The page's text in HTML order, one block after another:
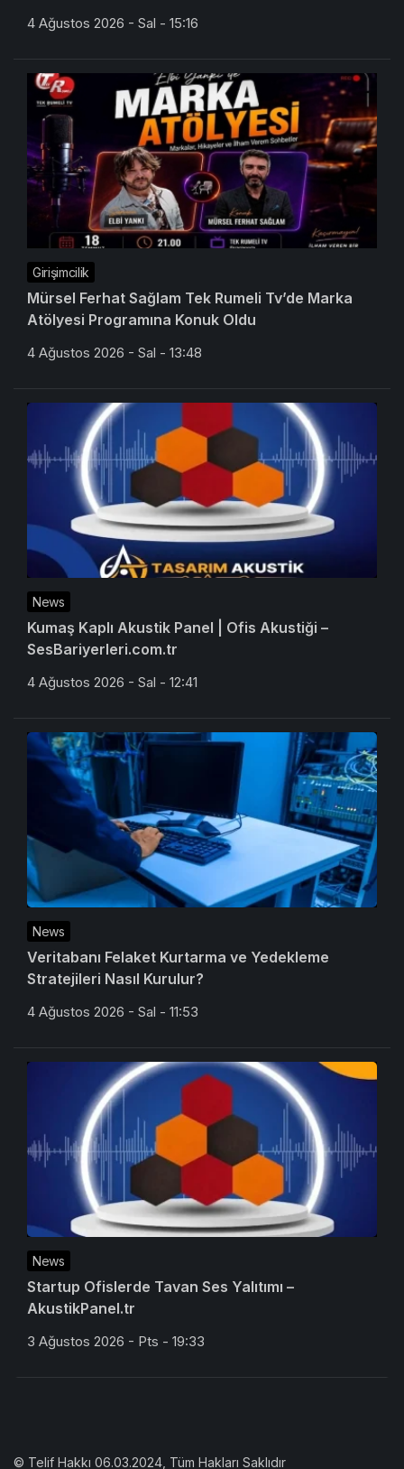
4 Ağustos 2026 - Sal - 15:16
Girişimcilik
Mürsel Ferhat Sağlam Tek Rumeli Tv’de Marka
Atölyesi Programına Konuk Oldu
4 Ağustos 2026 - Sal - 13:48
News
Kumaş Kaplı Akustik Panel | Ofis Akustiği –
SesBariyerleri.com.tr
4 Ağustos 2026 - Sal - 12:41
News
Veritabanı Felaket Kurtarma ve Yedekleme
Stratejileri Nasıl Kurulur?
4 Ağustos 2026 - Sal - 11:53
News
Startup Ofislerde Tavan Ses Yalıtımı –
AkustikPanel.tr
3 Ağustos 2026 - Pts - 19:33
© Telif Hakkı 06.03.2024, Tüm Hakları Saklıdır